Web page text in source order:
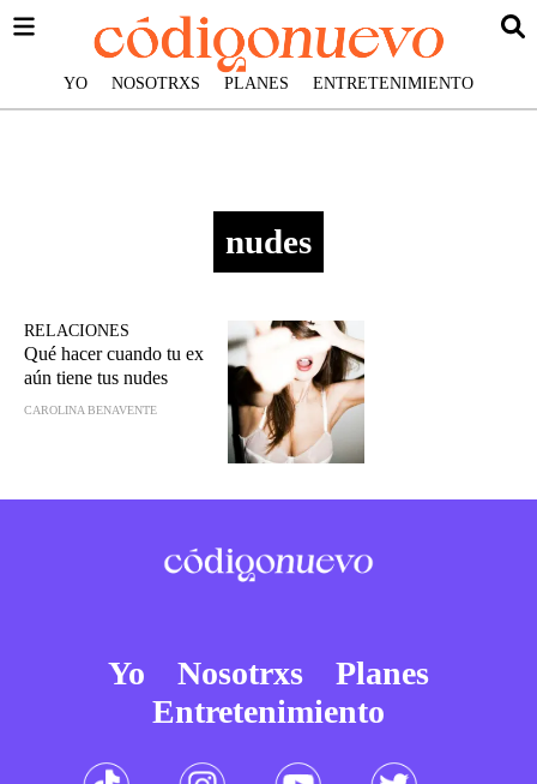
YO NOSOTRXS PLANES ENTRETENIMIENTO
nudes
RELACIONES
Qué hacer cuando tu ex
aún tiene tus nudes
CAROLINA BENAVENTE
Yo Nosotrxs
Planes
Entretenimiento